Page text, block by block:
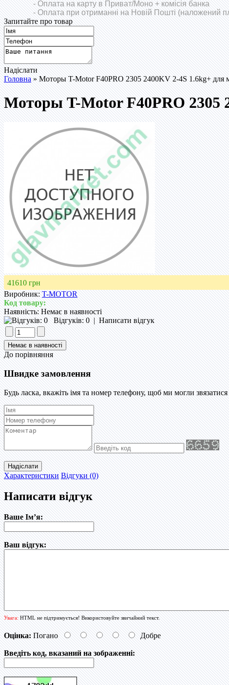
- Оплата на карту в Приват/Моно+ комісія банка
- Оплата при отриманні на Новій Пошті (наложений
Запитайте про товар
Надіслати
Головна» Моторы T-Motor F40PRO 2305 2400KV 2-4S 1.6kg+ для
Моторы T-Motor F40PRO 2305
41610 грн
Виробник: T-MOTOR
Код товару:
Наявність:Немає в наявності
Відгуків: 0|Написати відгук
До порівняння
Швидке замовлення
Будь ласка, вкажіть імя та номер телефону, щоб ми могли
Надіслати
Характеристики Відгуки (0)
Написати відгук
Ваше Ім’я:
Ваш відгук:
Увага:HTML не підтримується! Використовуйте звичайний текст.
Оцінка: Погано Добре
Введіть код, вказаний на зображенні: